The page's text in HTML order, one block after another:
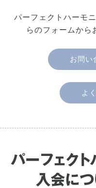
パーフェクトハーモ
らのフォームから
お問い
よ